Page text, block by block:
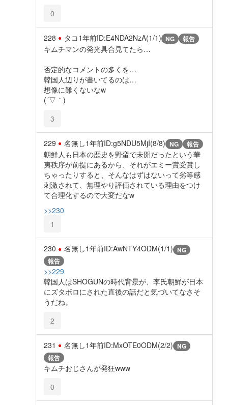
0
228 タコ1年前ID:E4NDA2NzA(1/1) NG 報告
キムチマンの発光具合見てたら…
否定的なコメントの多くを…
韓国人辺りが書いてるのは…
想像に難くないなw
(´▽｀)
3
229 名無し1年前ID:g5NDU5MjI(8/8) NG 報告
朝鮮人も日本の歴史を野蛮で未開だったという華
夷秩序が前提にあるから、それがエミー賞受賞し
ちゃったりすると、そんなはずはないって劣等感
刺激されて、無理やり評価されている理由をつけ
て合理化するので大変だなw
>>230
1
230 名無し1年前ID:AwNTY4ODM(1/1) NG
報告
>>229
韓国人はSHOGUNの時代背景が、李氏朝鮮が日本
にズタボロにされた直後の話だと気づいてなさそ
うだね。
2
231 名無し1年前ID:MxOTE0ODM(2/2) NG
報告
キムチおじさんが発狂www
0